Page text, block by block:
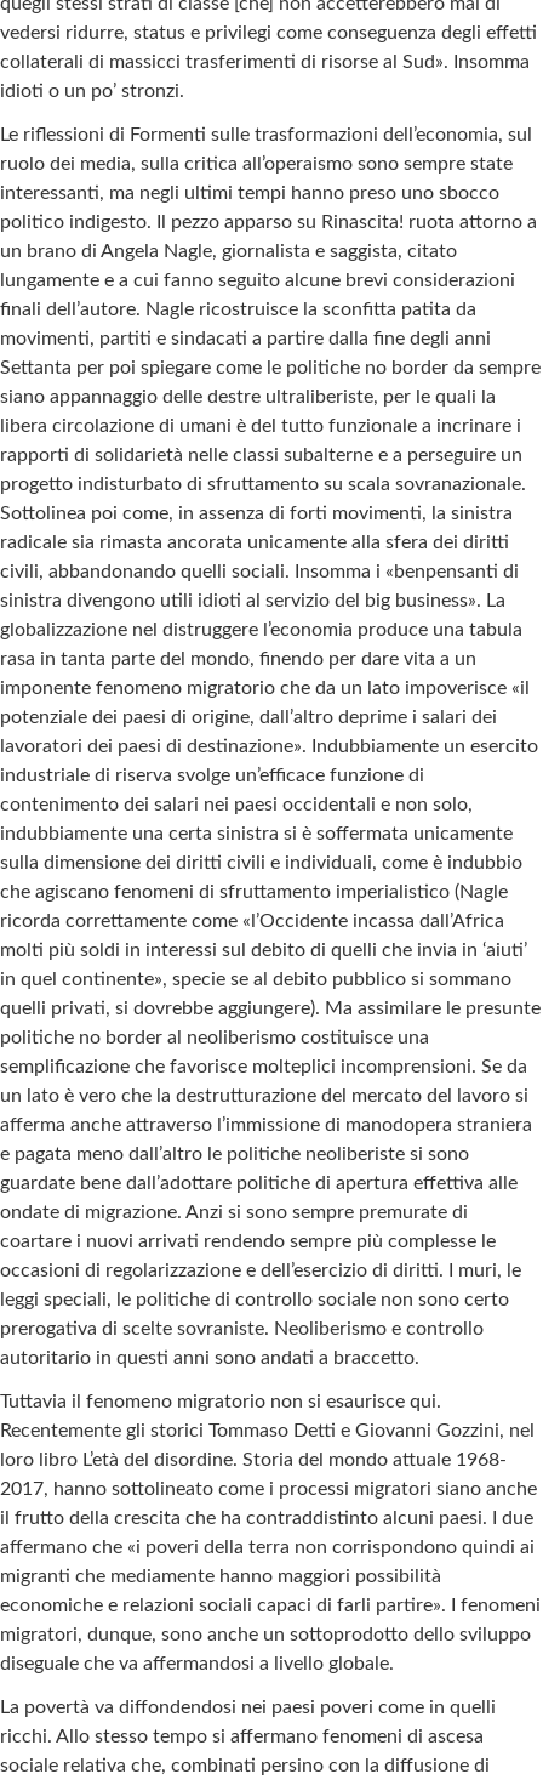
vedersi ridurre, status e privilegi come conseguenza degli effetti
collaterali di massicci trasferimenti di risorse al Sud». Insomma
idioti o un po’ stronzi.
Le riflessioni di Formenti sulle trasformazioni dell’economia, sul
ruolo dei media, sulla critica all’operaismo sono sempre state
interessanti, ma negli ultimi tempi hanno preso uno sbocco
politico indigesto. Il pezzo apparso su Rinascita! ruota attorno a
un brano di Angela Nagle, giornalista e saggista, citato
lungamente e a cui fanno seguito alcune brevi considerazioni
finali dell’autore. Nagle ricostruisce la sconfitta patita da
movimenti, partiti e sindacati a partire dalla fine degli anni
Settanta per poi spiegare come le politiche no border da sempre
siano appannaggio delle destre ultraliberiste, per le quali la
libera circolazione di umani è del tutto funzionale a incrinare i
rapporti di solidarietà nelle classi subalterne e a perseguire un
progetto indisturbato di sfruttamento su scala sovranazionale.
Sottolinea poi come, in assenza di forti movimenti, la sinistra
radicale sia rimasta ancorata unicamente alla sfera dei diritti
civili, abbandonando quelli sociali. Insomma i «benpensanti di
sinistra divengono utili idioti al servizio del big business». La
globalizzazione nel distruggere l’economia produce una tabula
rasa in tanta parte del mondo, finendo per dare vita a un
imponente fenomeno migratorio che da un lato impoverisce «il
potenziale dei paesi di origine, dall’altro deprime i salari dei
lavoratori dei paesi di destinazione». Indubbiamente un esercito
industriale di riserva svolge un’efficace funzione di
contenimento dei salari nei paesi occidentali e non solo,
indubbiamente una certa sinistra si è soffermata unicamente
sulla dimensione dei diritti civili e individuali, come è indubbio
che agiscano fenomeni di sfruttamento imperialistico (Nagle
ricorda correttamente come «l’Occidente incassa dall’Africa
molti più soldi in interessi sul debito di quelli che invia in ‘aiuti’
in quel continente», specie se al debito pubblico si sommano
quelli privati, si dovrebbe aggiungere). Ma assimilare le presunte
politiche no border al neoliberismo costituisce una
semplificazione che favorisce molteplici incomprensioni. Se da
un lato è vero che la destrutturazione del mercato del lavoro si
afferma anche attraverso l’immissione di manodopera straniera
e pagata meno dall’altro le politiche neoliberiste si sono
guardate bene dall’adottare politiche di apertura effettiva alle
ondate di migrazione. Anzi si sono sempre premurate di
coartare i nuovi arrivati rendendo sempre più complesse le
occasioni di regolarizzazione e dell’esercizio di diritti. I muri, le
leggi speciali, le politiche di controllo sociale non sono certo
prerogativa di scelte sovraniste. Neoliberismo e controllo
autoritario in questi anni sono andati a braccetto.
Tuttavia il fenomeno migratorio non si esaurisce qui.
Recentemente gli storici Tommaso Detti e Giovanni Gozzini, nel
loro libro L’età del disordine. Storia del mondo attuale 1968-
2017, hanno sottolineato come i processi migratori siano anche
il frutto della crescita che ha contraddistinto alcuni paesi. I due
affermano che «i poveri della terra non corrispondono quindi ai
migranti che mediamente hanno maggiori possibilità
economiche e relazioni sociali capaci di farli partire». I fenomeni
migratori, dunque, sono anche un sottoprodotto dello sviluppo
diseguale che va affermandosi a livello globale.
La povertà va diffondendosi nei paesi poveri come in quelli
ricchi. Allo stesso tempo si affermano fenomeni di ascesa
sociale relativa che, combinati persino con la diffusione di